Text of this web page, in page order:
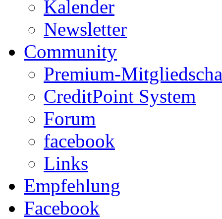
Kalender
Newsletter
Community
Premium-
CreditPoint System
Forum
facebook
Links
Empfehlung
Facebook